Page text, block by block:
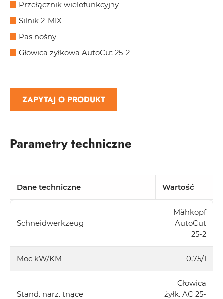
Przełącznik wielofunkcyjny
Silnik 2-MIX
Pas nośny
Głowica żyłkowa AutoCut 25-2
ZAPYTAJ O PRODUKT
Parametry techniczne
Dane techniczne Wartość
Schneidwerkzeug
Mähkopf
AutoCut
25-2
Moc kW/KM 0,75/1
Stand. narz. tnące
Głowica
żyłk. AC 25-